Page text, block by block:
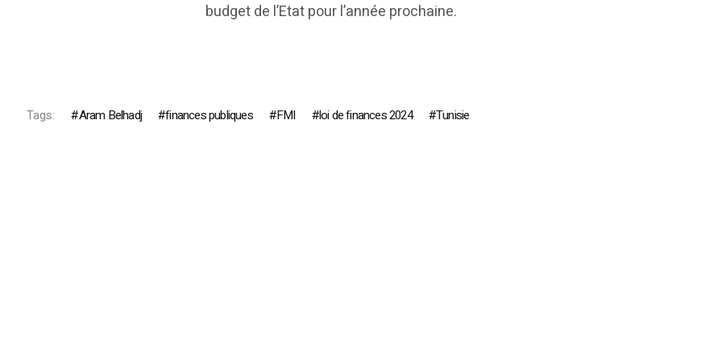
budget de l’Etat pour l’année prochaine.
Tags: Aram Belhadj finances publiques FMI loi de finances 2024 Tunisie